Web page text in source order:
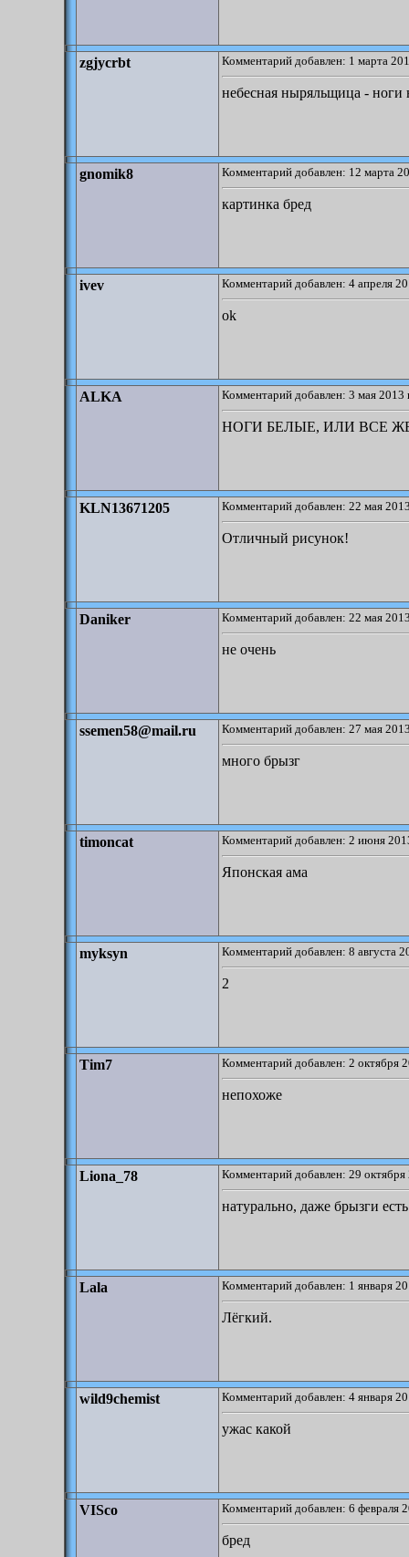
zgjycrbt Комментарий добавлен: 1 марта
небесная ныряльщица - ноги
gnomik8 Комментарий добавлен: 12 марта
картинка бред
ivev Комментарий добавлен: 4 апреля
ok
ALKA Комментарий добавлен: 3 мая 2013
НОГИ БЕЛЫЕ, ИЛИ ВСЕ ЖЕ
KLN13671205 Комментарий добавлен: 22 мая
Отличный рисунок!
Daniker Комментарий добавлен: 22 мая
не очень
ssemen58@mail.ru Комментарий добавлен: 27 мая
много брызг
timoncat Комментарий добавлен: 2 июня
Японская ама
myksyn Комментарий добавлен: 8 августа
2
Tim7 Комментарий добавлен: 2 октября
непохоже
Liona_78 Комментарий добавлен: 29
натурально, даже брызги есть
Lala Комментарий добавлен: 1 января
Лёгкий.
wild9chemist Комментарий добавлен: 4 января
ужас какой
VISco Комментарий добавлен: 6 февраля
бред